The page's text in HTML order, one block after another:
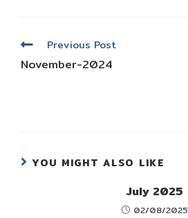
Read
articles
Previous Post
November-2024
YOU MIGHT ALSO LIKE
July 2025
02/08/2025